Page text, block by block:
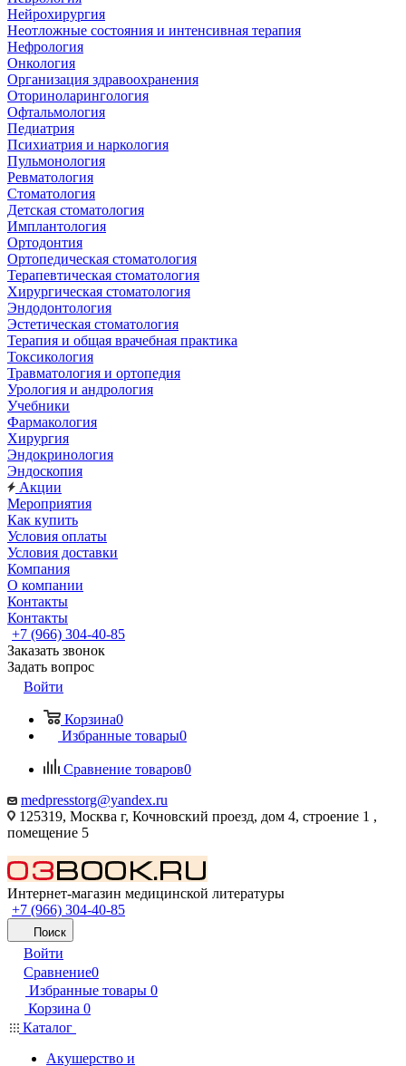
Нейрохирургия
Неотложные состояния и интенсивная терапия
Нефрология
Онкология
Организация здравоохранения
Оториноларингология
Офтальмология
Педиатрия
Психиатрия и наркология
Пульмонология
Ревматология
Стоматология
Детская стоматология
Имплантология
Ортодонтия
Ортопедическая стоматология
Терапевтическая стоматология
Хирургическая стоматология
Эндодонтология
Эстетическая стоматология
Терапия и общая врачебная практика
Токсикология
Травматология и ортопедия
Урология и андрология
Учебники
Фармакология
Хирургия
Эндокринология
Эндоскопия
Акции
Мероприятия
Как купить
Условия оплаты
Условия доставки
Компания
О компании
Контакты
Контакты
+7 (966) 304-40-85
Заказать звонок
Задать вопрос
Войти
Корзина0
Избранные товары0
Сравнение товаров0
medpresstorg@yandex.ru
125319, Москва г, Кочновский проезд, дом 4, строение 1 ,
помещение 5
Интернет-магазин медицинской литературы
+7 (966) 304-40-85
Поиск
Войти
Сравнение0
Избранные товары 0
Корзина 0
Каталог
Акушерство и